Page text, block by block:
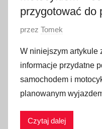
3
przygotować do
O
u
b
l
i
przez Tomek
W niniejszym artykule
informacje przydatne
samochodem i
planowanym
Czytaj dalej